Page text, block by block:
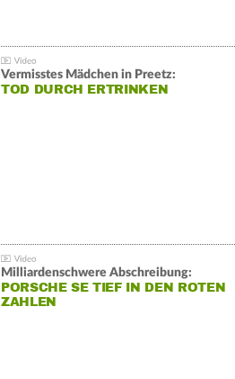
Vermisstes Mädchen in Preetz:
TOD DURCH ERTRINKEN
Milliardenschwere Abschreibung:
PORSCHE SE TIEF IN DEN ROTEN
ZAHLEN